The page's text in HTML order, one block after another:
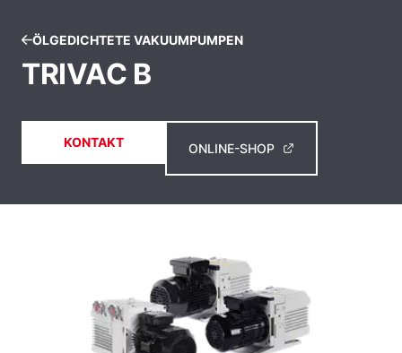
ÖLGEDICHTETE VAKUUMPUMPEN
TRIVAC B
KONTAKT ONLINE-SHOP